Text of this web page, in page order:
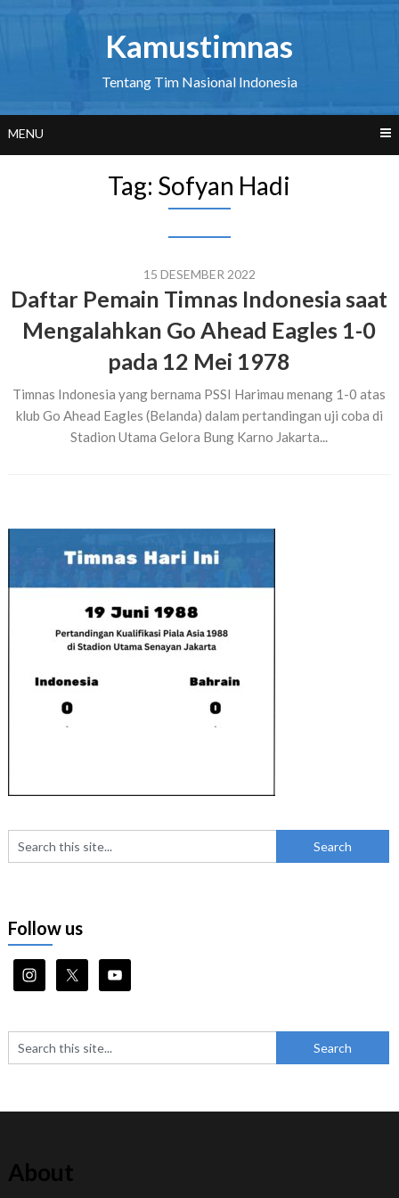
Kamustimnas
Tentang Tim Nasional Indonesia
MENU
Tag: Sofyan Hadi
15 DESEMBER 2022
Daftar Pemain Timnas Indonesia saat
Mengalahkan Go Ahead Eagles 1-0
pada 12 Mei 1978
Timnas Indonesia yang bernama PSSI Harimau menang 1-0 atas
klub Go Ahead Eagles (Belanda) dalam pertandingan uji coba di
Stadion Utama Gelora Bung Karno Jakarta...
Follow us
About